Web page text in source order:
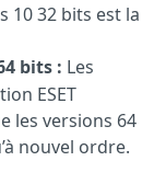
10 32 bits est la
bits : Les
ESET
les versions 64
nouvel ordre.